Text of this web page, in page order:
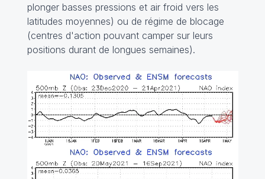
plonger basses pressions et air froid vers les
latitudes moyennes) ou de régime de blocage
(centres d'action pouvant camper sur leurs
positions durant de longues semaines).